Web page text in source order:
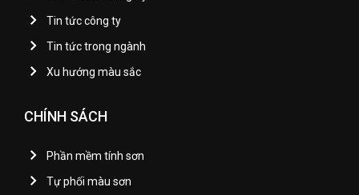
Tin tức công ty
Tin tức trong ngành
Xu hướng màu sắc
CHÍNH SÁCH
Phần mềm tính sơn
Tự phối màu sơn